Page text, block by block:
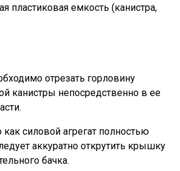
пластиковая емкость (канистра,
отрезать горловину
канистры непосредственно в ее
как силовой агрегат полностью
аккуратно открутить крышку
бачка.